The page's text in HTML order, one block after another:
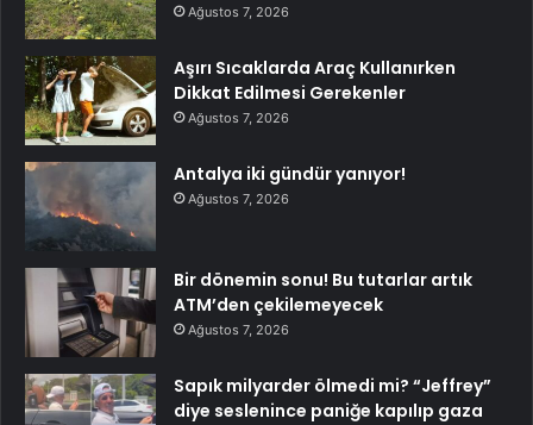
Ağustos 7, 2026
Aşırı Sıcaklarda Araç Kullanırken
Dikkat Edilmesi Gerekenler
Ağustos 7, 2026
Antalya iki gündür yanıyor!
Ağustos 7, 2026
Bir dönemin sonu! Bu tutarlar artık
ATM’den çekilemeyecek
Ağustos 7, 2026
Sapık milyarder ölmedi mi? “Jeffrey”
diye seslenince paniğe kapılıp gaza